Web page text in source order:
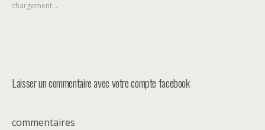
chargement…
Laisser un commentaire avec votre compte facebook
commentaires